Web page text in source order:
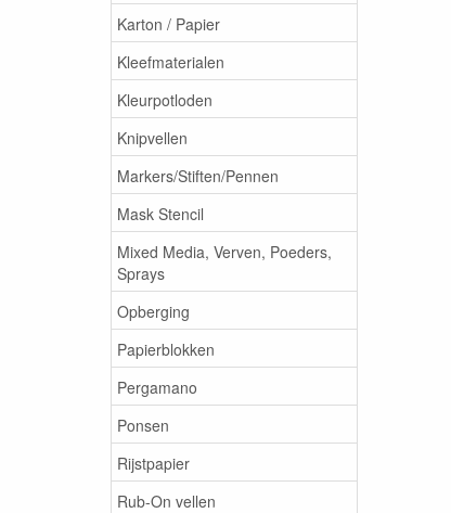
Karton / Papier
Kleefmaterialen
Kleurpotloden
Knipvellen
Markers/Stiften/Pennen
Mask Stencil
Mixed Media, Verven, Poeders,
Sprays
Opberging
Papierblokken
Pergamano
Ponsen
Rijstpapier
Rub-On vellen